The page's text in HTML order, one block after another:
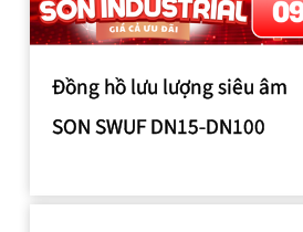
Đồng hồ lưu lượng siêu âm
SON SWUF DN15-DN100